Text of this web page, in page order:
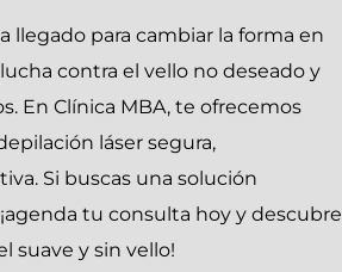
llegado para cambiar la forma en
contra el vello no deseado y
En Clínica MBA, te ofrecemos
láser segura,
Si buscas una solución
tu consulta hoy y descubre
suave y sin vello!